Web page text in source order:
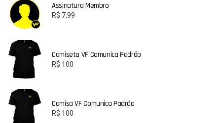
Assinatura Membro
R$ 7,99
Camiseta VF Comunica Padrão
R$ 100
Camisa VF Comunica Padrão
R$ 100